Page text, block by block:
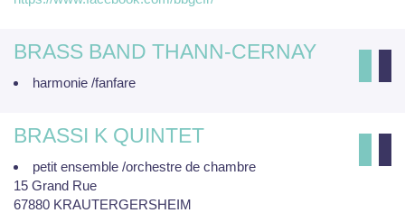
BRASS BAND THANN-CERNAY
harmonie /fanfare
BRASSI K QUINTET
petit ensemble /orchestre de chambre
15 Grand Rue
67880 KRAUTERGERSHEIM